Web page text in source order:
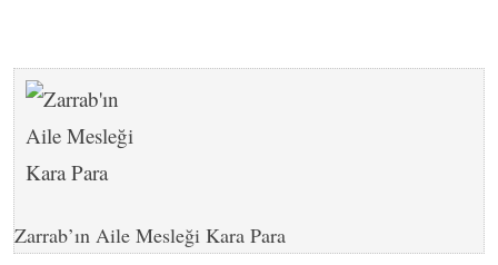
Zarrab’ın Aile Mesleği Kara Para